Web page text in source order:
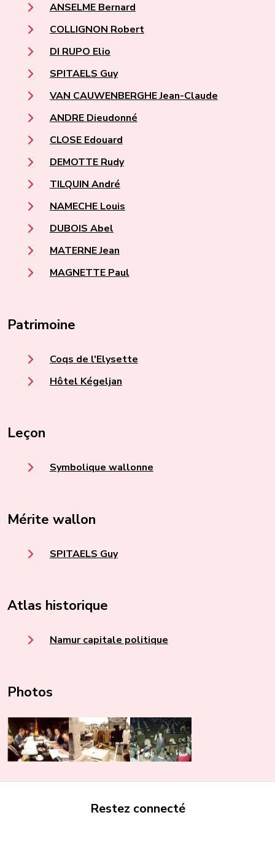
ANSELME Bernard
COLLIGNON Robert
DI RUPO Elio
SPITAELS Guy
VAN CAUWENBERGHE Jean-Claude
ANDRE Dieudonné
CLOSE Edouard
DEMOTTE Rudy
TILQUIN André
NAMECHE Louis
DUBOIS Abel
MATERNE Jean
MAGNETTE Paul
Patrimoine
Coqs de l'Elysette
Hôtel Kégeljan
Leçon
Symbolique wallonne
Mérite wallon
SPITAELS Guy
Atlas historique
Namur capitale politique
Photos
Restez connecté